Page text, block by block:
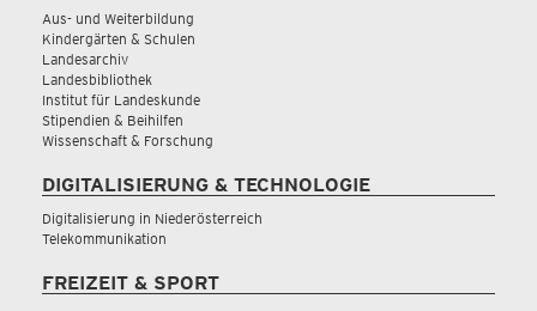
Aus- und Weiterbildung
Kindergärten & Schulen
Landesarchiv
Landesbibliothek
Institut für Landeskunde
Stipendien & Beihilfen
Wissenschaft & Forschung
DIGITALISIERUNG & TECHNOLOGIE
Digitalisierung in Niederösterreich
Telekommunikation
FREIZEIT & SPORT